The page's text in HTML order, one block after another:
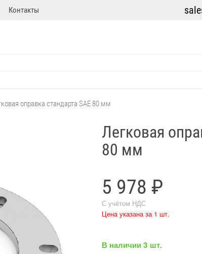
Контакты
оправка стандарта SAE 80 мм
Легковая
80 мм
5 978 ₽
С учётом НДС
Цена указана за 1 шт.
В наличии 3 шт.